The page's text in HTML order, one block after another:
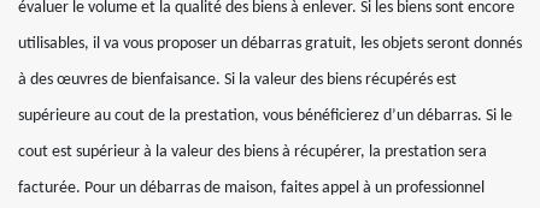
évaluer le volume et la qualité des biens à enlever. Si les biens sont encore
utilisables, il va vous proposer un débarras gratuit, les objets seront donnés
à des œuvres de bienfaisance. Si la valeur des biens récupérés est
supérieure au cout de la prestation, vous bénéficierez d’un débarras. Si le
cout est supérieur à la valeur des biens à récupérer, la prestation sera
facturée. Pour un débarras de maison, faites appel à un professionnel